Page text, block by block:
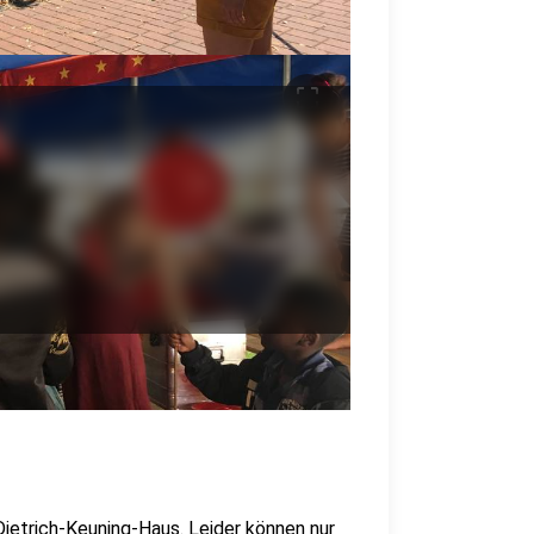
crop_free
Keuning-Haus. Leider können nur